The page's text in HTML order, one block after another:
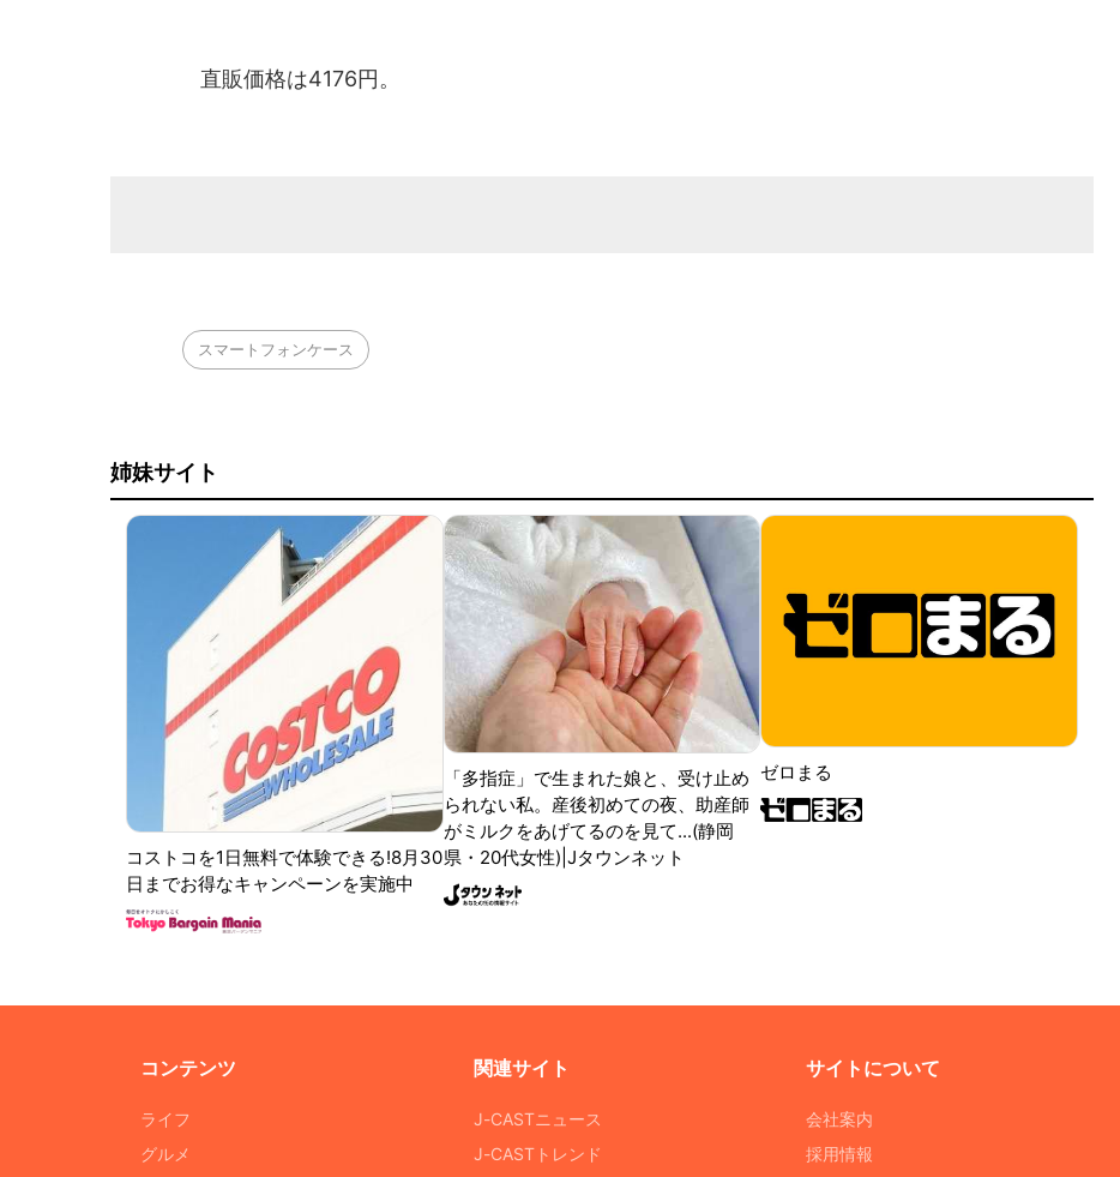
直販価格は4176円。
スマートフォンケース
姉妹サイト
コストコを1日無料で体験できる!8月30
日までお得なキャンペーンを実施中
「多指症」で生まれた娘と、受け止め
られない私。産後初めての夜、助産師
がミルクをあげてるのを見て...(静岡
県・20代女性)|Jタウンネット
ゼロまる
コンテンツ
ライフ
グルメ
関連サイト
J-CASTニュース
J-CASTトレンド
サイトについて
会社案内
採用情報